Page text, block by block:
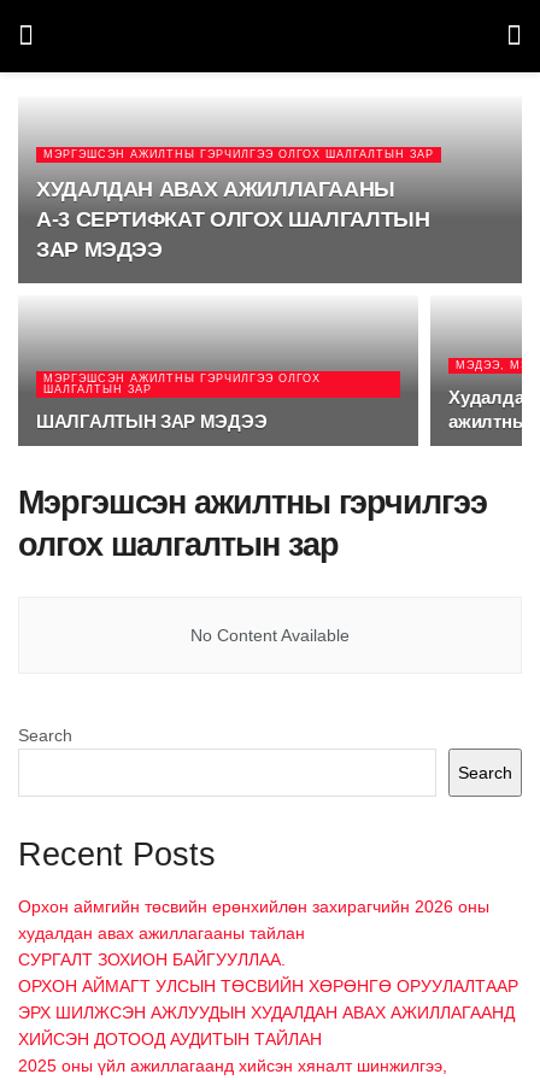
МЭРГЭШСЭН АЖИЛТНЫ ГЭРЧИЛГЭЭ ОЛГОХ ШАЛГАЛТЫН ЗАР
ХУДАЛДАН АВАХ АЖИЛЛАГААНЫ А-3
СЕРТИФКАТ ОЛГОХ ШАЛГАЛТЫН ЗАР
МЭДЭЭ
МЭРГЭШСЭН АЖИЛТНЫ ГЭРЧИЛГЭЭ ОЛГОХ
ШАЛГАЛТЫН ЗАР
ШАЛГАЛТЫН ЗАР МЭДЭЭ
МЭДЭЭ,
Худалдан
ажилтны
Мэргэшсэн ажилтны гэрчилгээ
олгох шалгалтын зар
No Content Available
Search
Search
Recent Posts
Орхон аймгийн төсвийн ерөнхийлөн захирагчийн 2026 оны
худалдан авах ажиллагааны тайлан
СУРГАЛТ ЗОХИОН БАЙГУУЛЛАА.
ОРХОН АЙМАГТ УЛСЫН ТӨСВИЙН ХӨРӨНГӨ ОРУУЛАЛТААР
ЭРХ ШИЛЖСЭН АЖЛУУДЫН ХУДАЛДАН АВАХ
АЖИЛЛАГААНД ХИЙСЭН ДОТООД АУДИТЫН ТАЙЛАН
2025 оны үйл ажиллагаанд хийсэн хяналт шинжилгээ,